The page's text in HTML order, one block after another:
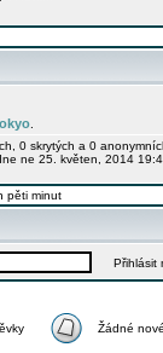
0 skrytých a 0
ne 25. květen, 2014
pěti minut
Přihlásit
Žádné